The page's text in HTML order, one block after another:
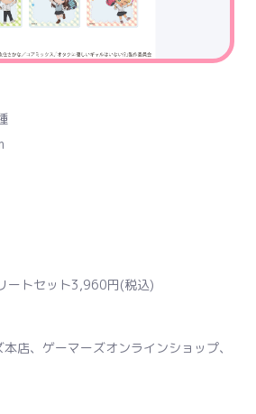
ートセット3,960円(税込)
店、ゲーマーズオンラインショップ、